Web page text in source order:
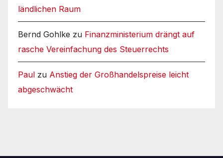
ländlichen Raum
Bernd Gohlke zu Finanzministerium drängt auf
rasche Vereinfachung des Steuerrechts
Paul zu Anstieg der Großhandelspreise leicht
abgeschwächt